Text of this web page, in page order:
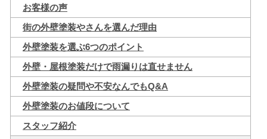
お客様の声
街の外壁塗装やさんを選んだ理由
外壁塗装を選ぶ6つのポイント
外壁・屋根塗装だけで雨漏りは直せません
外壁塗装の疑問や不安なんでもQ&A
外壁塗装のお値段について
スタッフ紹介